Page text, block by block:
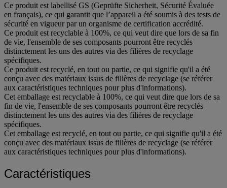
Ce produit est labellisé GS (Geprüfte Sicherheit, Sécurité Évaluée
en français), ce qui garantit que l’appareil a été soumis à des tests de
sécurité en vigueur par un organisme de certification accrédité.
Ce produit est recyclable à 100%, ce qui veut dire que lors de sa fin
de vie, l'ensemble de ses composants pourront être recyclés
distinctement les uns des autres via des filières de recyclage
spécifiques.
Ce produit est recyclé, en tout ou partie, ce qui signifie qu'il a été
conçu avec des matériaux issus de filières de recyclage (se référer
aux caractéristiques techniques pour plus d'informations).
Cet emballage est recyclable à 100%, ce qui veut dire que lors de sa
fin de vie, l'ensemble de ses composants pourront être recyclés
distinctement les uns des autres via des filières de recyclage
spécifiques.
Cet emballage est recyclé, en tout ou partie, ce qui signifie qu'il a été
conçu avec des matériaux issus de filières de recyclage (se référer
aux caractéristiques techniques pour plus d'informations).
Caractéristiques